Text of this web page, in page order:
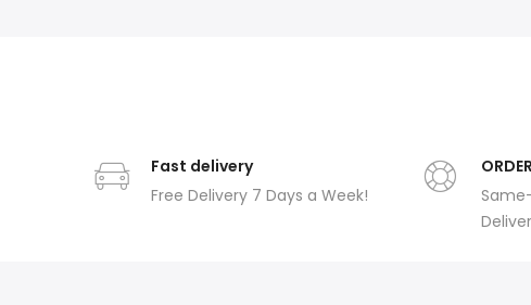
Fast delivery
Free Delivery 7 Days a Week!